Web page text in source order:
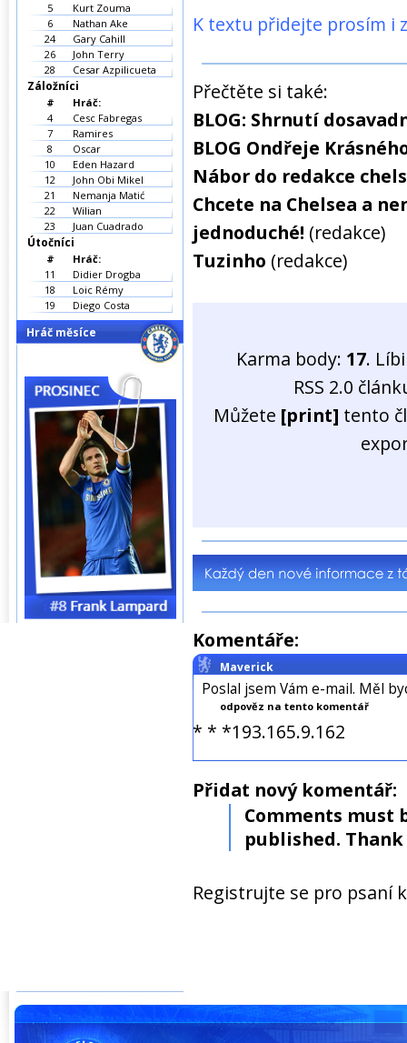
K textu přidejte prosím i
Přečtěte si také:
BLOG: Shrnutí
BLOG Ondřeje
Nábor do redakce
Chcete na Chelsea a
jednoduché! (redakce)
Tuzinho (redakce)
Karma body: 17.
RSS 2.0
Můžete [print] tento
Komentáře:
Maverick
Poslal jsem Vám e-mail. Měl
odpověz na tento komentář
* * *193.165.9.162
Přidat nový komentář:
Comments must
published. Thank
Registrujte se pro psaní
5
Kurt Zouma
6
Nathan Ake
24
Gary Cahill
26
John Terry
28
Cesar Azpilicueta
Záložníci
#
Hráč:
4
Cesc Fabregas
7
Ramires
8
Oscar
10
Eden Hazard
12
John Obi Mikel
21
Nemanja Matić
22
Wilian
23
Juan Cuadrado
Útočníci
#
Hráč:
11
Didier Drogba
18
Loic Rémy
19
Diego Costa
Hráč měsíce